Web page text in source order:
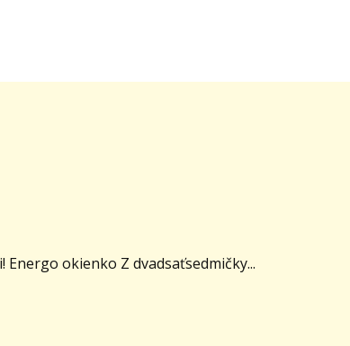
okienko Z dvadsaťsedmičky...